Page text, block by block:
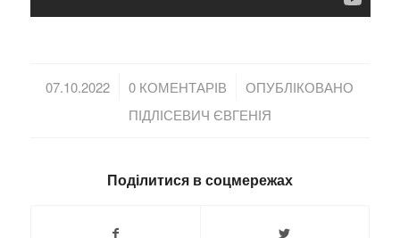
07.10.2022
/ 0 КОМЕНТАРІВ
/
ОПУБЛІКОВАНО
ПІДЛІСЕВИЧ ЄВГЕНІЯ
Поділитися в соцмережах